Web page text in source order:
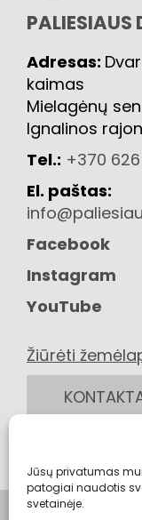
Jūsų privatumas
patogiai naudotis
svetainėje.
PALIESIAUS
Adresas:
kaimas
Mielagėnų
Ignalinos
Tel.: +370
El. paštas:
Facebook
Instagram
YouTube
Žiūrėti